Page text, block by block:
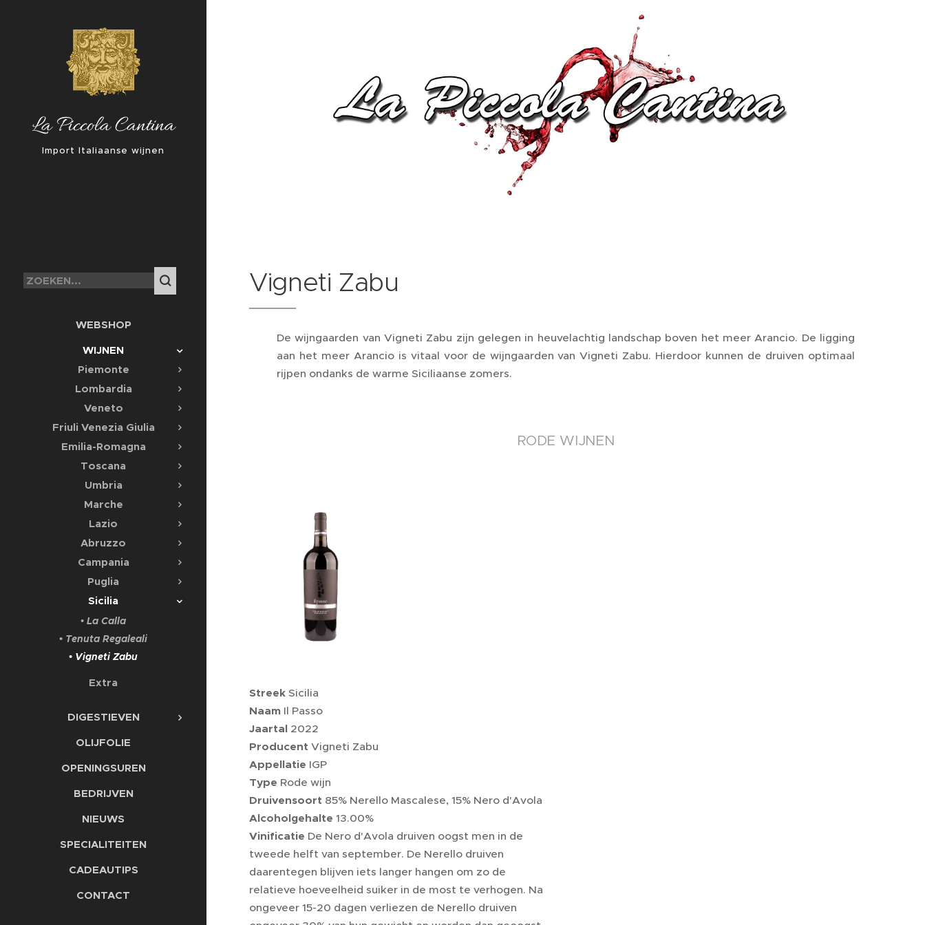
La Piccola Cantina
Import Italiaanse wijnen
WEBSHOP
WIJNEN
Piemonte
Lombardia
Veneto
Friuli Venezia Giulia
Emilia-Romagna
Toscana
Umbria
Marche
Lazio
Abruzzo
Campania
Puglia
Sicilia
• La Calla
• Tenuta Regaleali
• Vigneti Zabu
Extra
DIGESTIEVEN
OLIJFOLIE
OPENINGSUREN
BEDRIJVEN
NIEUWS
SPECIALITEITEN
CADEAUTIPS
CONTACT
Vigneti Zabu
De wijngaarden van Vigneti Zabu zijn gelegen in heuvelachtig landschap boven het meer Arancio. De ligging
aan het meer Arancio is vitaal voor de wijngaarden van Vigneti Zabu. Hierdoor kunnen de druiven optimaal
rijpen ondanks de warme Siciliaanse zomers.
RODE WIJNEN
Streek Sicilia
Naam Il Passo
Jaartal 2022
Producent Vigneti Zabu
Appellatie IGP
Type Rode wijn
Druivensoort 85% Nerello Mascalese, 15% Nero d'Avola
Alcoholgehalte 13.00%
Vinificatie De Nero d'Avola druiven oogst men in de
tweede helft van september. De Nerello druiven
daarentegen blijven iets langer hangen om zo de
relatieve hoeveelheid suiker in de most te verhogen. Na
ongeveer 15-20 dagen verliezen de Nerello druiven